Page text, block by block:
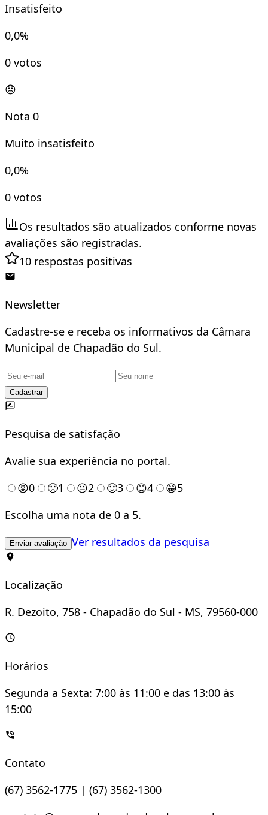
Insatisfeito
0,0%
0 votos
😡
Nota 0
Muito insatisfeito
0,0%
0 votos
Os resultados são atualizados conforme novas
avaliações são registradas.
10 respostas positivas
Newsletter
Cadastre-se e receba os informativos da Câmara
Municipal de Chapadão do Sul.
Cadastrar
Pesquisa de satisfação
Avalie sua experiência no portal.
😡0 🙁1 😐2 🙂3 😊4 😁5
Escolha uma nota de 0 a 5.
Enviar avaliação Ver resultados da pesquisa
Localização
R. Dezoito, 758 - Chapadão do Sul - MS, 79560-000
Horários
Segunda a Sexta: 7:00 às 11:00 e das 13:00 às
15:00
Contato
(67) 3562-1775 | (67) 3562-1300